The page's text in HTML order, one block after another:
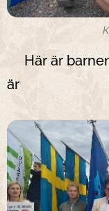
Här är
är